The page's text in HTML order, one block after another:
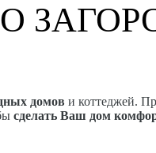
домов и коттеджей.
сделать Ваш дом